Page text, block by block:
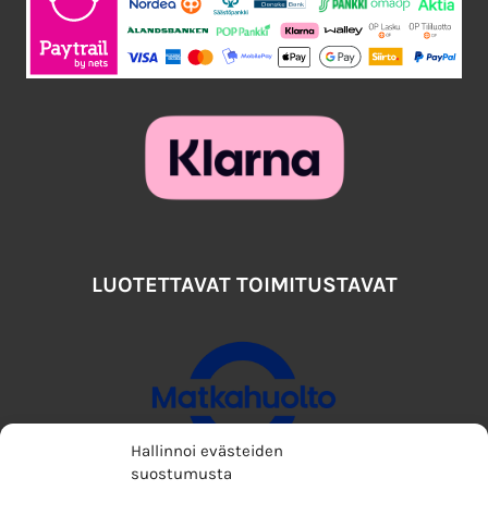
Hallinnoi evästeiden
suostumusta
LUOTETTAVAT TOIMITUSTAVAT